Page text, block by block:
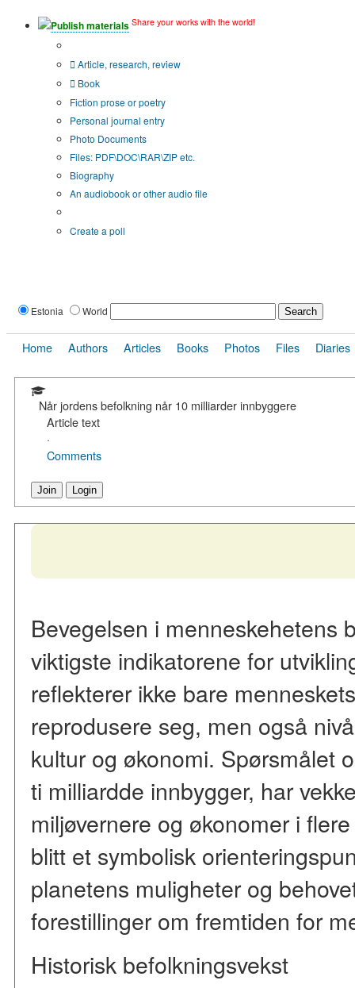
Publish materials Share your works with the world!
Article, research, review
Book
Fiction prose or poetry
Personal journal entry
Photo Documents
Files: PDF\DOC\RAR\ZIP etc.
Biography
An audiobook or other audio file
Create a poll
Estonia World
Home Authors Articles Books Photos Files Diaries
Når jordens befolkning når 10 milliarder innbyggere
Article text
·
Comments
Join Login
Bevegelsen i menneskehetens
viktigste indikatorene for
reflekterer ikke bare
reprodusere seg, men også
kultur og økonomi. Spørsmålet
ti milliardde innbygger, har
miljøvernere og økonomer i
blitt et symbolisk
planetens muligheter og
forestillinger om fremtiden for
Historisk befolkningsvekst